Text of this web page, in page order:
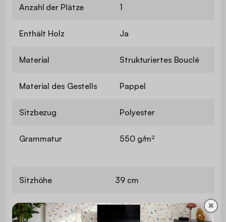
Anzahl der Plätze 1
Enthält Holz Ja
Material Strukturiertes Bouclé
Material des Gestells Pappel
Sitzbezug Polyester
Grammatur 550 g/m²
Sitzhöhe 39 cm
Sitztiefe 47 cm ✖